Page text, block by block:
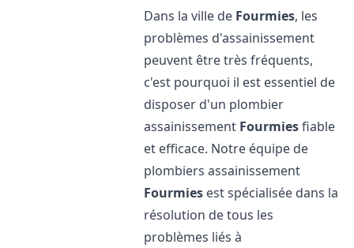
Dans la ville de Fourmies, les
problèmes d'assainissement
peuvent être très fréquents,
c'est pourquoi il est essentiel de
disposer d'un plombier
assainissement Fourmiesfiable
et efficace. Notre équipe de
plombiers assainissement
Fourmies est spécialisée dans la
résolution de tous les
problèmes liés à